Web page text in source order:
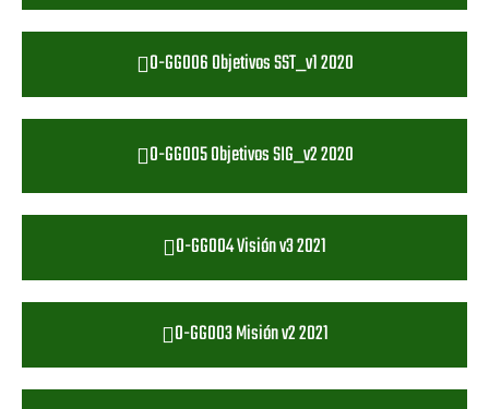
O-GG006 Objetivos SST_v1 2020
O-GG005 Objetivos SIG_v2 2020
O-GG004 Visión v3 2021
O-GG003 Misión v2 2021